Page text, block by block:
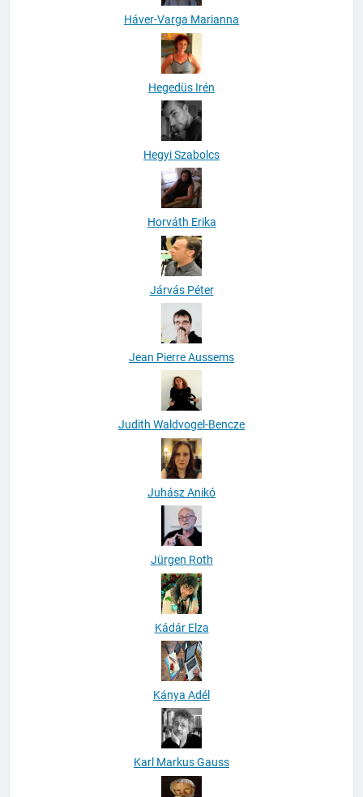
Háver-Varga Marianna
Hegedüs Irén
Hegyi Szabolcs
Horváth Erika
Járvás Péter
Jean Pierre Aussems
Judith Waldvogel-Bencze
Juhász Anikó
Jürgen Roth
Kádár Elza
Kánya Adél
Karl Markus Gauss